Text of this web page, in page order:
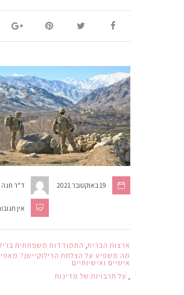
ד"ר חנה 19 באוקטובר 2021
אין
ארצות הברית התמודדות משפחתית
מה משפיע על הצלחת הרילוקיישן?
אישיים ואישיותיים
על תרבויות של מדינות